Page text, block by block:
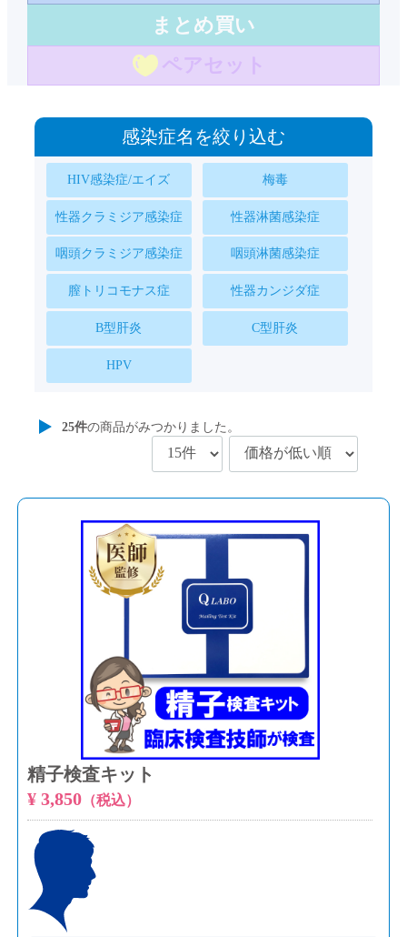
まとめ買い
ペアセット
感染症名を絞り込む
HIV感染症/エイズ 梅毒
性器クラミジア感染症 性器淋菌感染症
咽頭クラミジア感染症 咽頭淋菌感染症
膣トリコモナス症 性器カンジダ症
B型肝炎 C型肝炎
HPV
25件の商品がみつかりました。
精子検査キット
¥ 3,850（税込）